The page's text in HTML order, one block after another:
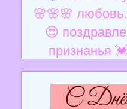
🌸🌸🌸
😍
признанья